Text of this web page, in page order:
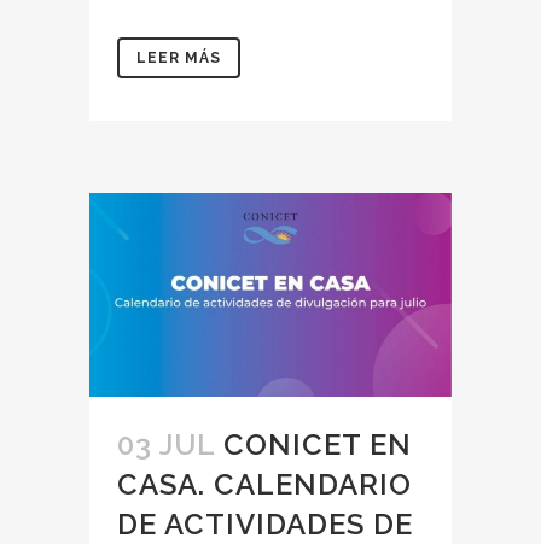
LEER MÁS
03 JUL CONICET EN
CASA. CALENDARIO
DE ACTIVIDADES DE